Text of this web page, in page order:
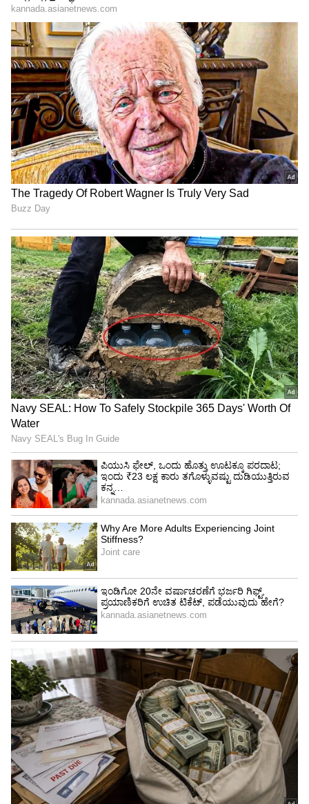
ಹಾವೇರಿಯಲ್ಲಿ ಪಶು ಆಹಾರ ಘಟಕ ಸ್ಥಾಪನೆ: ಸಿಎಂ
ಬೊಮ್ಮಾಯಿ ಘೋಷಣೆ
ಕಾರ್ಯಕ್ರಮದಲ್ಲಿ ಉಡುಪಿ ನಗರಸಭೆ ಅಧ್ಯಕ್ಷೆ ಸುಮಿತ್ರಾ ಆರ್
ನಾಯಕ್, ಉಪಾಧ್ಯಕ್ಷೆ ಲಕ್ಷಿö್ಮ ಮಂಜುನಾಥ್, ಸ್ಥಾಯಿ ಸಮಿತಿ
ಅಧ್ಯಕ್ಷ ಶ್ರೀಶ ಕೊಡವೂರು, ಮೀನುಗಾರರ ಸಂಘದ ಅಧ್ಯಕ್ಷ
ದಯಾನಂದ ಸುವರ್ಣ, ಮಟ್ಟಾರು ರತ್ನಾಕರ ಹೆಗಡೆ
ಮತ್ತಿತರರು ಉಪಸ್ಥಿತರಿದ್ದರು.ನಗರಸಭಾ ಸದಸ್ಯ ಸುಂದರ
ಕಲ್ಮಾಡಿ ವಂದಿಸಿದರು.